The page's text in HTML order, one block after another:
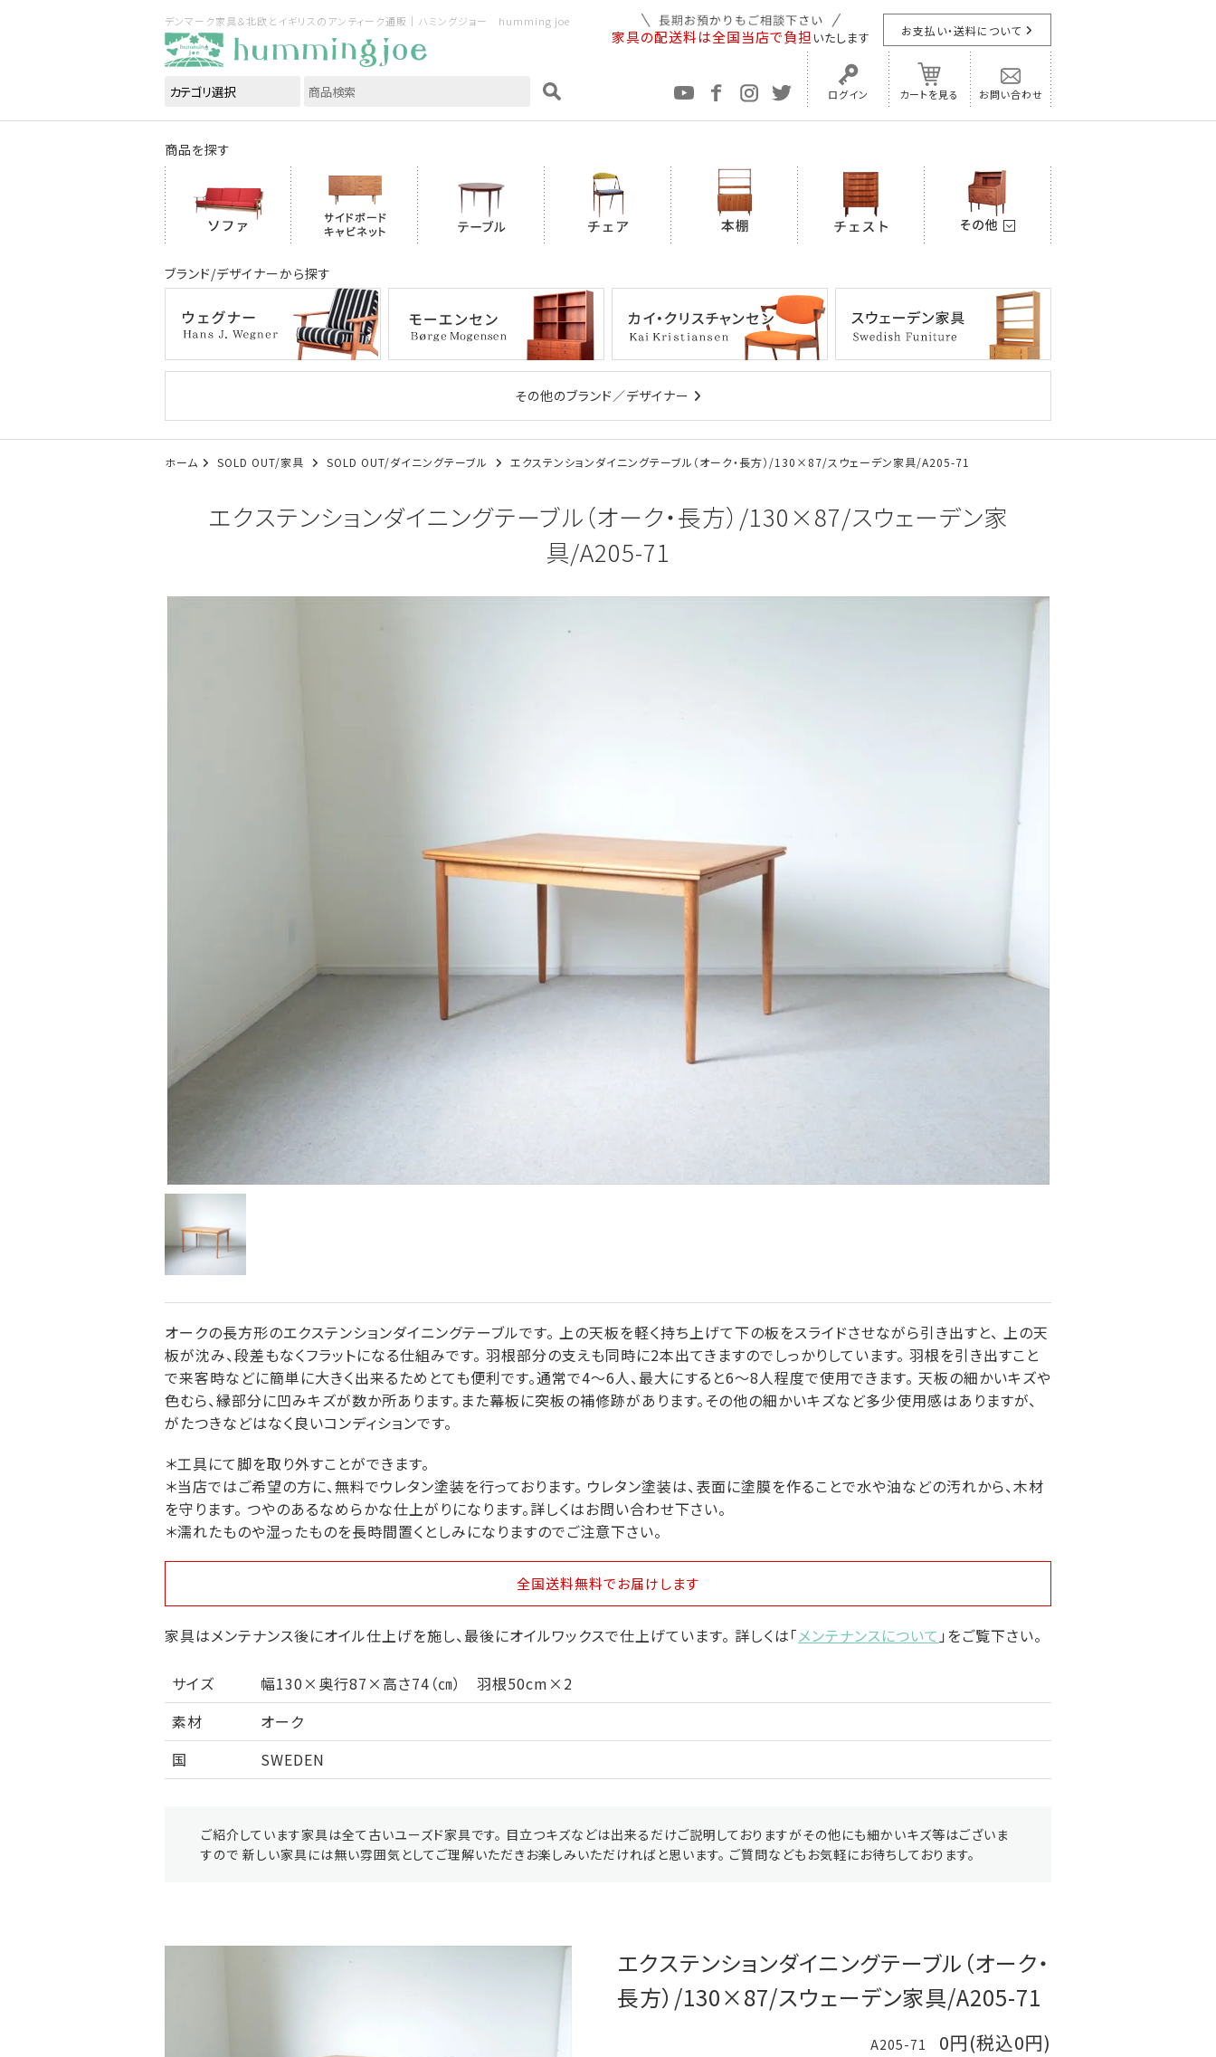
デンマーク家具＆北欧とイギリスのアンティーク通販｜ハミングジョー humming joe
家具の配送料は全国当店で負担 いたします お支払い・送料について
ログイン カートを見る お問い合わせ
商品を探す
ブランド/デザイナーから探す
その他のブランド／デザイナー
ホーム SOLD OUT/家具 SOLD OUT/ダイニングテーブル エクステンションダイニングテーブル（オーク・長方）/130×87/スウェーデン家具/A205-71
エクステンションダイニングテーブル（オーク・長方）/130×87/スウェーデン家
具/A205-71
オークの長方形のエクステンションダイニングテーブルです。 上の天板を軽く持ち上げて下の板をスライドさせながら引き出すと、 上の天
板が沈み、段差もなくフラットになる仕組みです。 羽根部分の支えも同時に2本出てきますのでしっかりしています。 羽根を引き出すこと
で来客時などに簡単に大きく出来るためとても便利です。通常で4～6人、最大にすると6～8人程度で使用できます。 天板の細かいキズや
色むら、縁部分に凹みキズが数か所あります。また幕板に突板の補修跡があります。その他の細かいキズなど多少使用感はありますが、
がたつきなどはなく良いコンディションです。
＊工具にて脚を取り外すことができます。
＊当店ではご希望の方に、無料でウレタン塗装を行っております。 ウレタン塗装は、表面に塗膜を作ることで水や油などの汚れから、木材
を守ります。 つやのあるなめらかな仕上がりになります。詳しくはお問い合わせ下さい。
＊濡れたものや湿ったものを長時間置くとしみになりますのでご注意下さい。
全国送料無料でお届けします
家具はメンテナンス後にオイル仕上げを施し、最後にオイルワックスで仕上げています。 詳しくは「メンテナンスについて 」をご覧下さい。
サイズ
幅130×奥行87×高さ74（㎝） 羽根50cm×2
素材
オーク
国
SWEDEN
ご紹介しています家具は全て古いユーズド家具です。 目立つキズなどは出来るだけご説明しておりますがその他にも細かいキズ等はございま
すので 新しい家具には無い雰囲気としてご理解いただきお楽しみいただければと思います。 ご質問などもお気軽にお待ちしております。
エクステンションダイニングテーブル（オーク・
長方）/130×87/スウェーデン家具/A205-71
A205-71 0円(税込0円)